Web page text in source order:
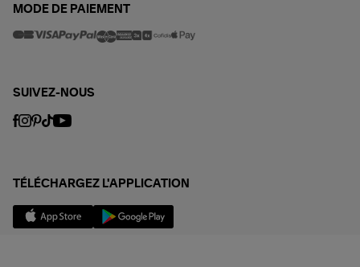
MODE DE PAIEMENT
SUIVEZ-NOUS
TÉLÉCHARGEZ L'APPLICATION